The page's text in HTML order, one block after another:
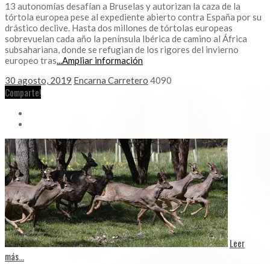
13 autonomías desafían a Bruselas y autorizan la caza de la
tórtola europea pese al expediente abierto contra España por su
drástico declive. Hasta dos millones de tórtolas europeas
sobrevuelan cada año la península Ibérica de camino al África
subsahariana, donde se refugian de los rigores del invierno
europeo tras...Ampliar información
30 agosto, 2019 Encarna Carretero 4090
Comparte!
Leer
más...